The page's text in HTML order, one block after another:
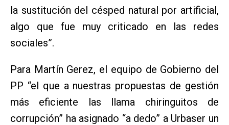
la sustitución del césped natural por artificial,
algo que fue muy criticado en las redes
sociales”.
Para Martín Gerez, el equipo de Gobierno del
PP “el que a nuestras propuestas de gestión
más eficiente las llama chiringuitos de
corrupción” ha asignado “a dedo” a Urbaser un